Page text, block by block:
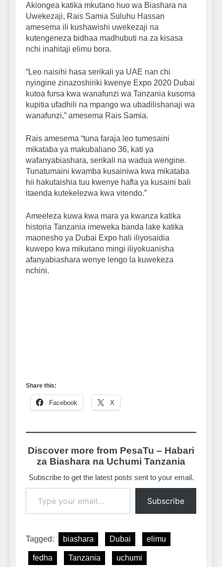
Akiongea katika mkutano huo wa Biashara na
Uwekezaji, Rais Samia Suluhu Hassan
amesema ili kushawishi uwekezaji na
kutengeneza bidhaa madhubuti na za kisasa
nchi inahitaji elimu bora.
“Leo naisihi hasa serikali ya UAE nan chi
nyingine zinazoshiriki kwenye Expo 2020 Dubai
kutoa fursa kwa wanafunzi wa Tanzania kusoma
kupitia ufadhili na mpango wa ubadilishanaji wa
wanafunzi,” amesema Rais Samia.
Rais amesema “tuna faraja leo tumesaini
mikataba ya makubaliano 36, kati ya
wafanyabiashara, serikali na wadua wengine.
Tunatumaini kwamba kusainiwa kwa mikataba
hii hakutaishia tuu kwenye hafla ya kusaini bali
itaenda kutekelezwa kwa vitendo.”
Ameeleza kuwa kwa mara ya kwanza katika
historia Tanzania imeweka banda lake katika
maonesho ya Dubai Expo hali iliyosaidia
kuwepo kwa mikutano mingi iliyokuanisha
afanyabiashara wenye lengo la kuwekeza
nchini.
Share this:
Facebook X
Discover more from PesaTu – Habari
za Biashara na Uchumi Tanzania
Subscribe to get the latest posts sent to your email.
Type your email…
Subscribe
Tagged: biashara Dubai elimu
fedha Tanzania uchumi